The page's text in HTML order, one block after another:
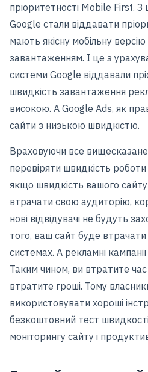
пріоритетності Mobile First. З
Google стали віддавати
мають якісну мобільну
завантаженням. І це з
системи Google віддавали
швидкість завантаження
високою. А Google Ads, як
сайти з низькою швидкістю.
Враховуючи все
перевіряти швидкість
якщо швидкість вашого
втрачати свою аудиторію,
нові відвідувачі не будуть
того, ваш сайт буде втрачати
системах. А рекламні
Таким чином, ви втратите час
втратите гроші. Тому
використовувати хороші
безкоштовний тест
моніторингу сайту і